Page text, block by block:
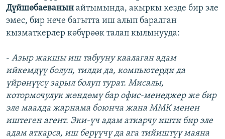
Дүйшөбаеванын айтымында, акыркы кезде бир эле
эмес, бир нече багытта иш алып баралган
кызматкерлер көбүрөөк талап кылынууда:
- Азыр жакшы иш табууну каалаган адам
ийкемдүү болуп, тилди да, компьютерди да
үйрөнүүсү зарыл болуп турат. Мисалы,
котормочулук жөндөмү бар офис-менеджер же бир
эле маалда жарнама боюнча жана ММК менен
иштеген агент. Эки-үч адам аткарчу ишти бир эле
адам аткарса, иш берүүчү да ага тийиштүү маяна